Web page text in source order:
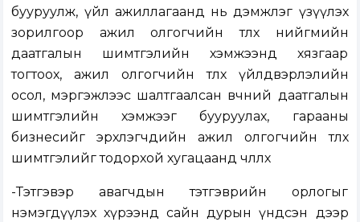
бууруулж, үйл ажиллагаанд нь дэмжлэг үзүүлэх
зорилгоор ажил олгогчийн төлөх нийгмийн
даатгалын шимтгэлийн хэмжээнд хязгаар
тогтоох, ажил олгогчийн төлөх үйлдвэрлэлийн
осол, мэргэжлээс шалтгаалсан өвчний даатгалын
шимтгэлийн хэмжээг бууруулах, гарааны
бизнесийг эрхлэгчдийн ажил олгогчийн төлөх
шимтгэлийг тодорхой хугацаанд чөлөөлөх
-Тэтгэвэр авагчдын тэтгэврийн орлогыг
нэмэгдүүлэх хүрээнд сайн дурын үндсэн дээр